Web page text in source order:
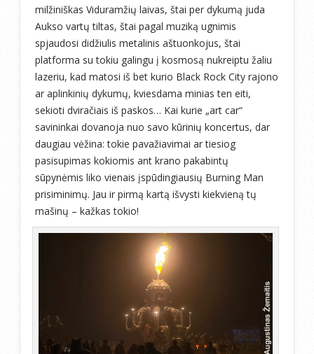
milžiniškas Viduramžių laivas, štai per dykumą juda
Aukso vartų tiltas, štai pagal muziką ugnimis
spjaudosi didžiulis metalinis aštuonkojus, štai
platforma su tokiu galingu į kosmosą nukreiptu žaliu
lazeriu, kad matosi iš bet kurio Black Rock City rajono
ar aplinkinių dykumų, kviesdama minias ten eiti,
sekioti dviračiais iš paskos… Kai kurie „art car“
savininkai dovanoja nuo savo kūrinių koncertus, dar
daugiau vėžina: tokie pavažiavimai ar tiesiog
pasisupimas kokiomis ant krano pakabintų
sūpynėmis liko vienais įspūdingiausių Burning Man
prisiminimų. Jau ir pirmą kartą išvysti kiekvieną tų
mašinų – kažkas tokio!